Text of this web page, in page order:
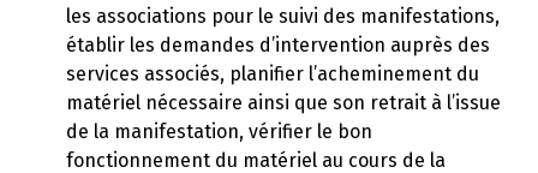
les associations pour le suivi des manifestations,
établir les demandes d’intervention auprès des
services associés, planifier l’acheminement du
matériel nécessaire ainsi que son retrait à l’issue
de la manifestation, vérifier le bon
fonctionnement du matériel au cours de la